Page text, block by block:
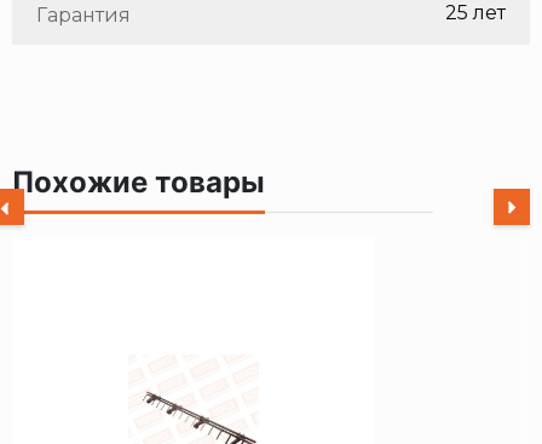
Гарантия 25 лет
Похожие товары